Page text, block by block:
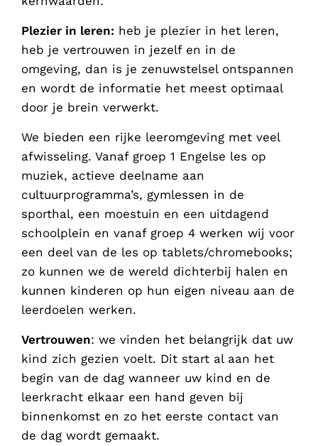
Plezier in leren: heb je plezier in het leren,
heb je vertrouwen in jezelf en in de
omgeving, dan is je zenuwstelsel ontspannen
en wordt de informatie het meest optimaal
door je brein verwerkt.
We bieden een rijke leeromgeving met veel
afwisseling. Vanaf groep 1 Engelse les op
muziek, actieve deelname aan
cultuurprogramma’s, gymlessen in de
sporthal, een moestuin en een uitdagend
schoolplein en vanaf groep 4 werken wij voor
een deel van de les op tablets/chromebooks;
zo kunnen we de wereld dichterbij halen en
kunnen kinderen op hun eigen niveau aan de
leerdoelen werken.
Vertrouwen: we vinden het belangrijk dat uw
kind zich gezien voelt. Dit start al aan het
begin van de dag wanneer uw kind en de
leerkracht elkaar een hand geven bij
binnenkomst en zo het eerste contact van
de dag wordt gemaakt.